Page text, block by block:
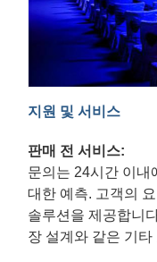
지원 및 서비스
판매 전 서비스:
문의는 24시간 이내
대한 예측. 고객의
솔루션을 제공합니
장 설계와 같은 기